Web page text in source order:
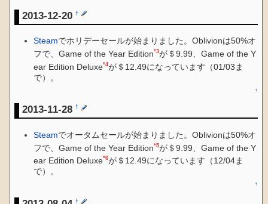
2013-12-20†
Steamでホリデーセールが始まりました。Oblivionは50%オ
フで、Game of the Year Edition*3が＄9.99、Game of the Y
ear Edition Deluxe*4が＄12.49になっています（01/03ま
で）。
↑
2013-11-28†
Steamでオータムセールが始まりました。Oblivionは50%オ
フで、Game of the Year Edition*5が＄9.99、Game of the Y
ear Edition Deluxe*6が＄12.49になっています（12/04ま
で）。
↑
†